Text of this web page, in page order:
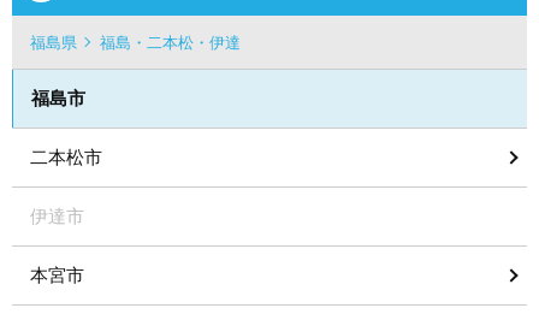
福島県 福島・二本松・伊達
福島市
二本松市
伊達市
本宮市